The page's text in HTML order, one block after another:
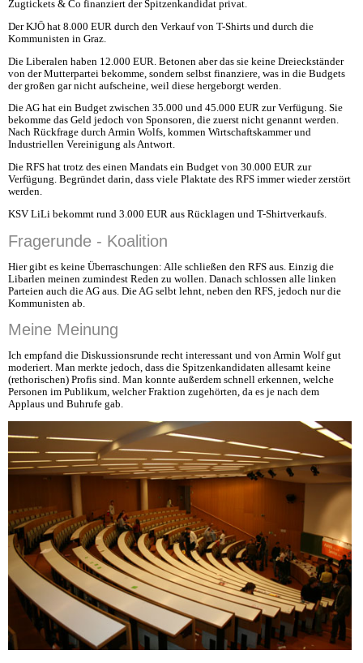
Zugtickets & Co finanziert der Spitzenkandidat privat.
Der KJÖ hat 8.000 EUR durch den Verkauf von T-Shirts und durch die
Kommunisten in Graz.
Die Liberalen haben 12.000 EUR. Betonen aber das sie keine Dreieckständer
von der Mutterpartei bekomme, sondern selbst finanziere, was in die Budgets
der großen gar nicht aufscheine, weil diese hergeborgt werden.
Die AG hat ein Budget zwischen 35.000 und 45.000 EUR zur Verfügung. Sie
bekomme das Geld jedoch von Sponsoren, die zuerst nicht genannt werden.
Nach Rückfrage durch Armin Wolfs, kommen Wirtschaftskammer und
Industriellen Vereinigung als Antwort.
Die RFS hat trotz des einen Mandats ein Budget von 30.000 EUR zur
Verfügung. Begründet darin, dass viele Plaktate des RFS immer wieder zerstört
werden.
KSV LiLi bekommt rund 3.000 EUR aus Rücklagen und T-Shirtverkaufs.
Fragerunde - Koalition
Hier gibt es keine Überraschungen: Alle schließen den RFS aus. Einzig die
Libarlen meinen zumindest Reden zu wollen. Danach schlossen alle linken
Parteien auch die AG aus. Die AG selbt lehnt, neben den RFS, jedoch nur die
Kommunisten ab.
Meine Meinung
Ich empfand die Diskussionsrunde recht interessant und von Armin Wolf gut
moderiert. Man merkte jedoch, dass die Spitzenkandidaten allesamt keine
(rethorischen) Profis sind. Man konnte außerdem schnell erkennen, welche
Personen im Publikum, welcher Fraktion zugehörten, da es je nach dem
Applaus und Buhrufe gab.